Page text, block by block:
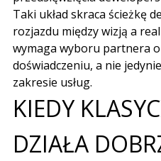
Taki układ skraca ścieżkę
rozjazdu między wizją a
wymaga wyboru partnera
doświadczeniu, a nie
zakresie usług.
KIEDY
DZIAŁA